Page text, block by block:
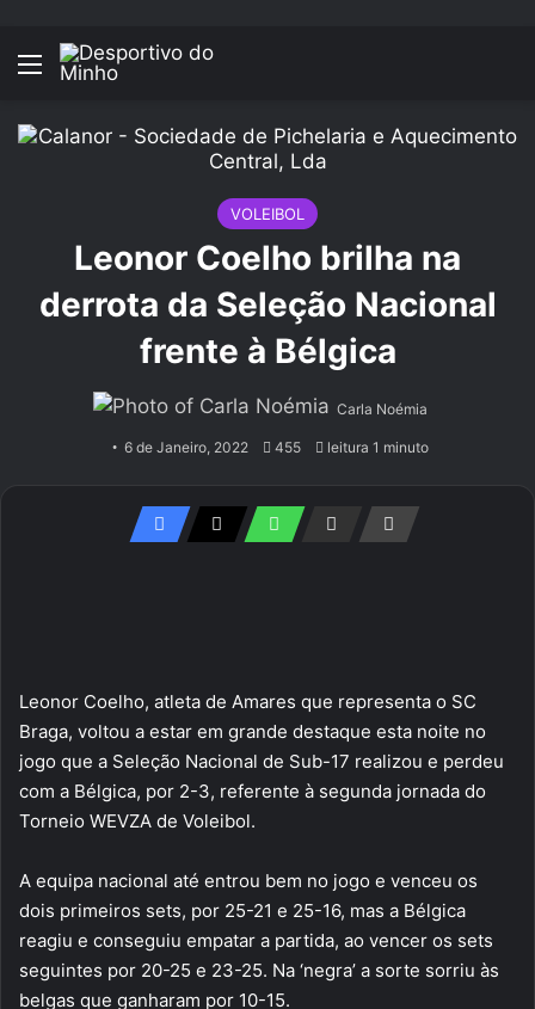
Menu
VOLEIBOL
Leonor Coelho brilha na
derrota da Seleção Nacional
frente à Bélgica
Carla Noémia
6 de Janeiro, 2022 455 leitura 1 minuto
Leonor Coelho, atleta de Amares que representa o SC
Braga, voltou a estar em grande destaque esta noite no
jogo que a Seleção Nacional de Sub-17 realizou e perdeu
com a Bélgica, por 2-3, referente à segunda jornada do
Torneio WEVZA de Voleibol.
A equipa nacional até entrou bem no jogo e venceu os
dois primeiros sets, por 25-21 e 25-16, mas a Bélgica
reagiu e conseguiu empatar a partida, ao vencer os sets
seguintes por 20-25 e 23-25. Na ‘negra’ a sorte sorriu às
belgas que ganharam por 10-15.